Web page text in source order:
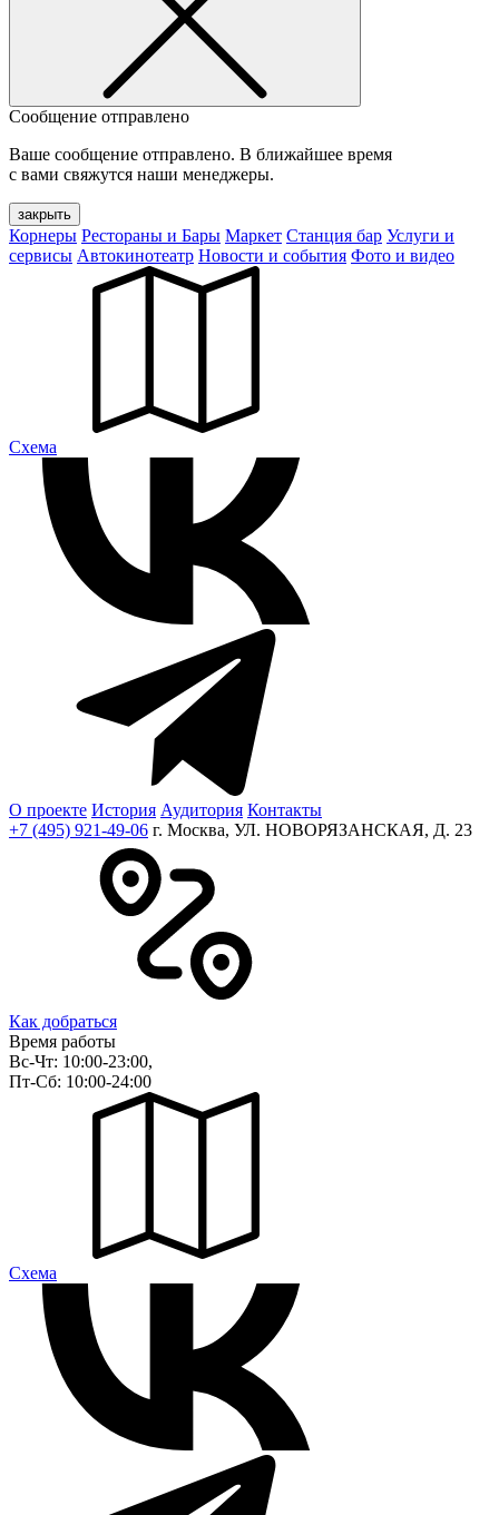
Сообщение отправлено
Ваше сообщение отправлено. В ближайшее время
с вами свяжутся наши менеджеры.
закрыть
Корнеры Рестораны и Бары Маркет Станция бар Услуги и
сервисы Автокинотеатр Новости и события Фото и видео
Cхема
О проекте История Аудитория Контакты
+7 (495) 921-49-06 г. Москва, УЛ. НОВОРЯЗАНСКАЯ, Д. 23
Как добраться
Время работы
Вс-Чт: 10:00-23:00,
Пт-Сб: 10:00-24:00
Cхема